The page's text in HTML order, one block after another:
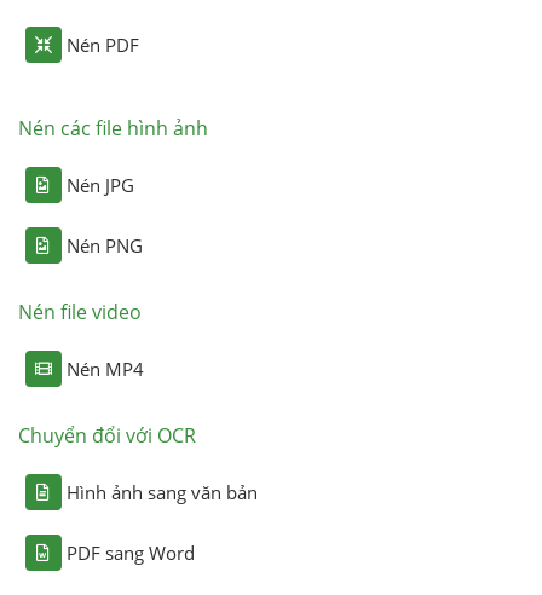
Nén PDF
Nén các file hình ảnh
Nén JPG
Nén PNG
Nén file video
Nén MP4
Chuyển đổi với OCR
Hình ảnh sang văn bản
PDF sang Word